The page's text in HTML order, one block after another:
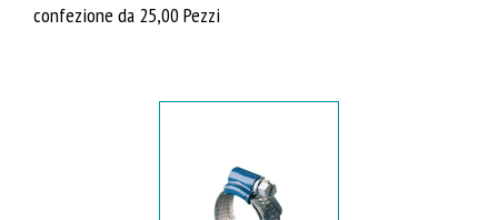
confezione da 25,00 Pezzi